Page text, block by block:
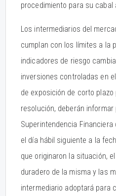
procedimiento para su cabal
Los intermediarios del
cumplan con los límites a la
indicadores de riesgo
inversiones controladas en
de exposición de corto
resolución, deberán
Superintendencia
el día hábil siguiente a la
que originaron la situación,
duradero de la misma y las
intermediario adoptará para